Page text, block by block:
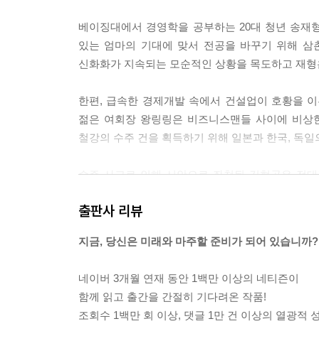
어서 맞춰보라는 듯 이토 히데오는 도요토미 아라
“히야 이것 봐라.” 구미 돋는다는 듯 도요토미 아
이었다.
여지껏 말이 없던 이시하라 시로가 뚱하니 말했다.
“이거야말로 의혹투성이의 문제녀 아닌가. 동 하
진 것은 또 뭐고, 2004년에 중국 진출이면 10년도
---「정글법칙, 약육강식」 중에서
“나도 재형 씨가 그 문제 이상하게 생각하리라
건 정확한 말이 아니고 그분을 신으로 받들어도
듯 누구에겐가 빌고 싶을 때가 있잖아. 그런 때 떠
베이징대에서 경영학을 공부하는 20대 청년 송
있는 엄마의 기대에 맞서 전공을 바꾸기 위해 삼
신화화가 지속되는 모순적인 상황을 목도하고 재
한편, 급속한 경제개발 속에서 건설업이 호황을
젊은 여회장 왕링링은 비즈니스맨들 사이에 비
철강의 수주 건을 획득하기 위해 일본과 한국, 독
수주 사고로 인해 시안으로 좌천된 김현곤은 전
인건비를 이용해 유럽시장에 명품 액세서리와 장
출판사 리뷰
지금, 당신은 미래와 마주할 준비가 되어 있습니까?
네이버 3개월 연재 동안 1백만 이상의 네티즌이
함께 읽고 출간을 간절히 기다려온 작품!
조회수 1백만 회 이상, 댓글 1만 건 이상의 열광적